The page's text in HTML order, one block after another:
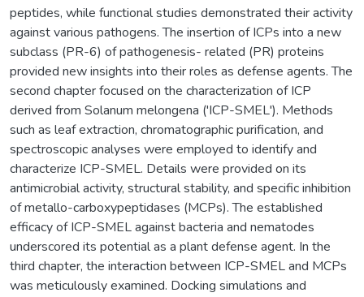
peptides, while functional studies demonstrated their activity
against various pathogens. The insertion of ICPs into a new
subclass (PR-6) of pathogenesis- related (PR) proteins
provided new insights into their roles as defense agents. The
second chapter focused on the characterization of ICP
derived from Solanum melongena ('ICP-SMEL'). Methods
such as leaf extraction, chromatographic purification, and
spectroscopic analyses were employed to identify and
characterize ICP-SMEL. Details were provided on its
antimicrobial activity, structural stability, and specific inhibition
of metallo-carboxypeptidases (MCPs). The established
efficacy of ICP-SMEL against bacteria and nematodes
underscored its potential as a plant defense agent. In the
third chapter, the interaction between ICP-SMEL and MCPs
was meticulously examined. Docking simulations and